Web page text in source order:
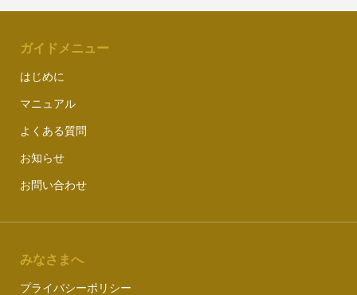
ガイドメニュー
はじめに
マニュアル
よくある質問
お知らせ
お問い合わせ
みなさまへ
プライバシーポリシー